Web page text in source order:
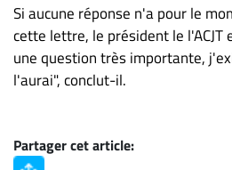
Si aucune réponse n'a pour le
cette lettre, le président le l'ACJT
une question très importante,
l'aurai", conclut-il.
Partager cet article: